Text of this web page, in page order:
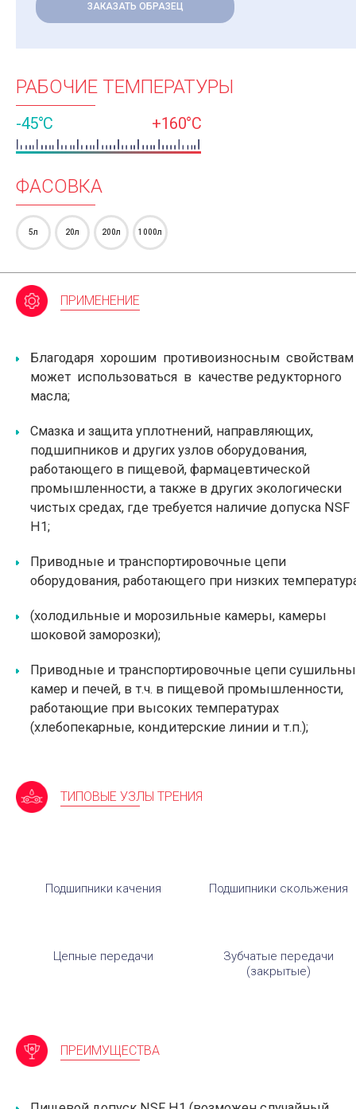
ЗАКАЗАТЬ ОБРАЗЕЦ
РАБОЧИЕ ТЕМПЕРАТУРЫ
-45°C +160°C
ФАСОВКА
5л 20л 200л 1000л
ПРИМЕНЕНИЕ
Благодаря хорошим противоизносным свойствам
может использоваться в качестве редукторного
масла;
Смазка и защита уплотнений, направляющих,
подшипников и других узлов оборудования,
работающего в пищевой, фармацевтической
промышленности, а также в других экологически
чистых средах, где требуется наличие допуска NSF
H1;
Приводные и транспортировочные цепи
оборудования, работающего при низких
(холодильные и морозильные камеры, камеры
шоковой заморозки);
Приводные и транспортировочные цепи
камер и печей, в т.ч. в пищевой промышленности,
работающие при высоких температурах
(хлебопекарные, кондитерские линии и т.п.);
ТИПОВЫЕ УЗЛЫ ТРЕНИЯ
Подшипники качения Подшипники скольжения
Цепные передачи
Зубчатые передачи
(закрытые)
ПРЕИМУЩЕСТВА